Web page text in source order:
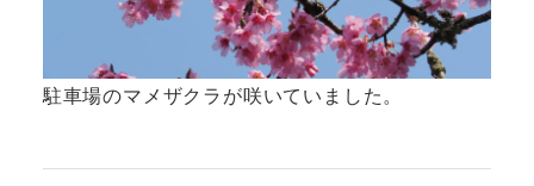
駐車場のマメザクラが咲いていました。